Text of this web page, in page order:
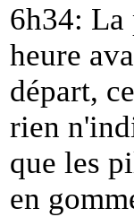
6h34: La
heure
départ,
rien
que les
en